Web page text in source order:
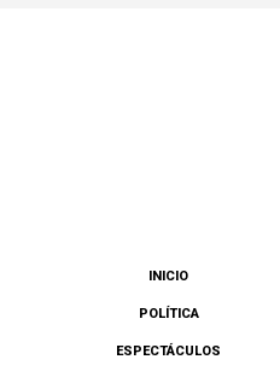
INICIO
POLÍTICA
ESPECTÁCULOS